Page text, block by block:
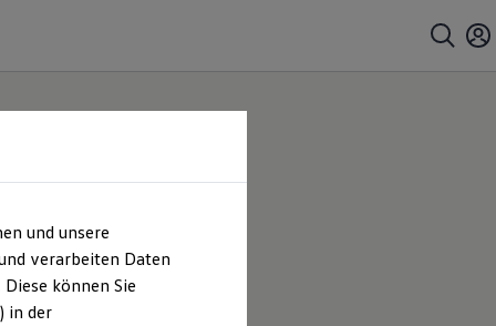
und unsere
verarbeiten Daten
können Sie
in der